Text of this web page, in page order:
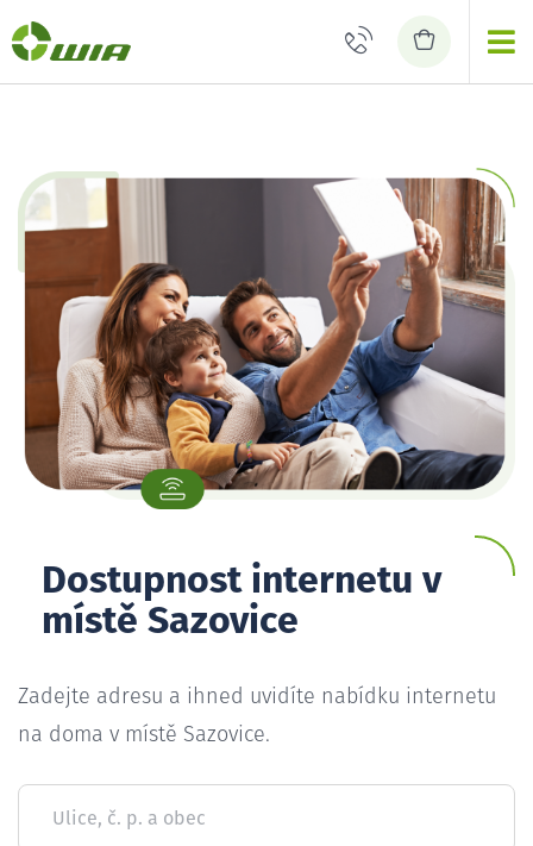
Dostupnost internetu v
místě Sazovice
Zadejte adresu a ihned uvidíte nabídku internetu
na doma v místě Sazovice.
Ulice, č. p. a obec